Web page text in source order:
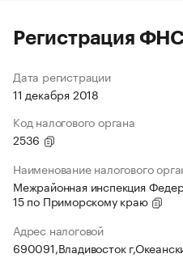
Регистрация
Дата регистрации
11 декабря 2018
Код налогового органа
2536
Наименование налогового
Межрайонная инспекция
15 по Приморскому краю
Адрес налоговой
690091,Владивосток